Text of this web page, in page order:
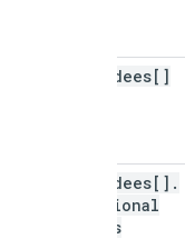
attendees[]
attendees[] .
additional
Guests